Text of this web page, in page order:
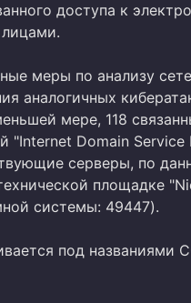
доступа к
меры по анализу
аналогичных
мере, 118
"Internet Domain Service
серверы, по
площадке
системы: 49447).
под названиями